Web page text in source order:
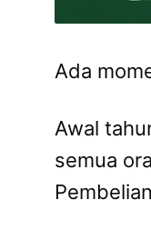
Ada
Awal
semua